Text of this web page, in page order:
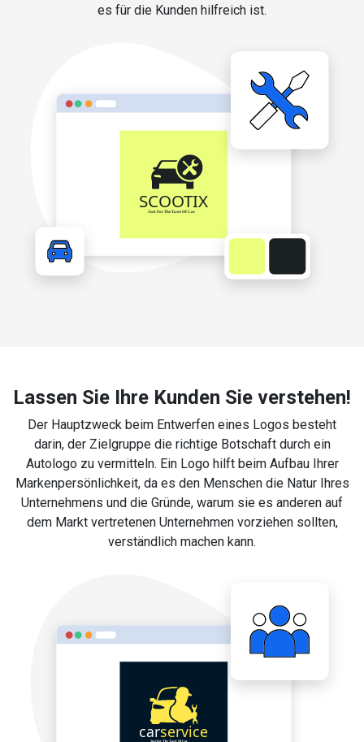
es für die Kunden hilfreich ist.
Lassen Sie Ihre Kunden Sie verstehen!
Der Hauptzweck beim Entwerfen eines Logos besteht
darin, der Zielgruppe die richtige Botschaft durch ein
Autologo zu vermitteln. Ein Logo hilft beim Aufbau Ihrer
Markenpersönlichkeit, da es den Menschen die Natur Ihres
Unternehmens und die Gründe, warum sie es anderen auf
dem Markt vertretenen Unternehmen vorziehen sollten,
verständlich machen kann.